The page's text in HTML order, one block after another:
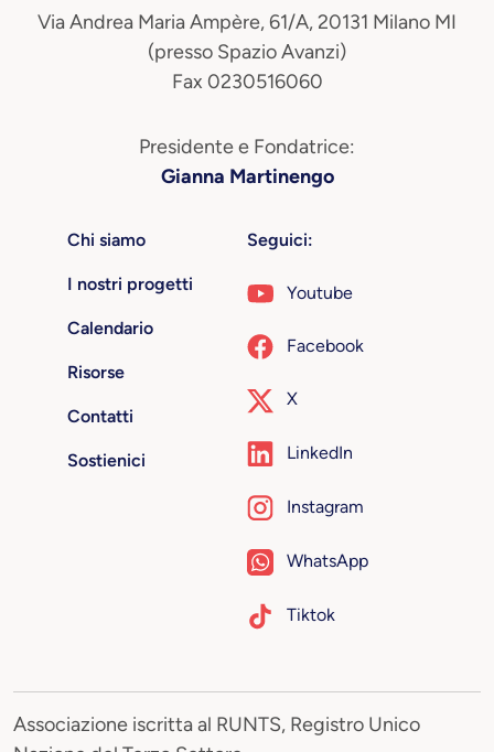
Via Andrea Maria Ampère, 61/A, 20131 Milano MI
(presso Spazio Avanzi)
Fax 0230516060
Presidente e Fondatrice:
Gianna Martinengo
Chi siamo
I nostri progetti
Calendario
Risorse
Contatti
Sostienici
Seguici:
Youtube
Facebook
X
LinkedIn
Instagram
WhatsApp
Tiktok
Associazione iscritta al RUNTS, Registro Unico